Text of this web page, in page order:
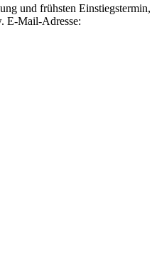
und frühsten Einstiegstermin,
E-Mail-Adresse: